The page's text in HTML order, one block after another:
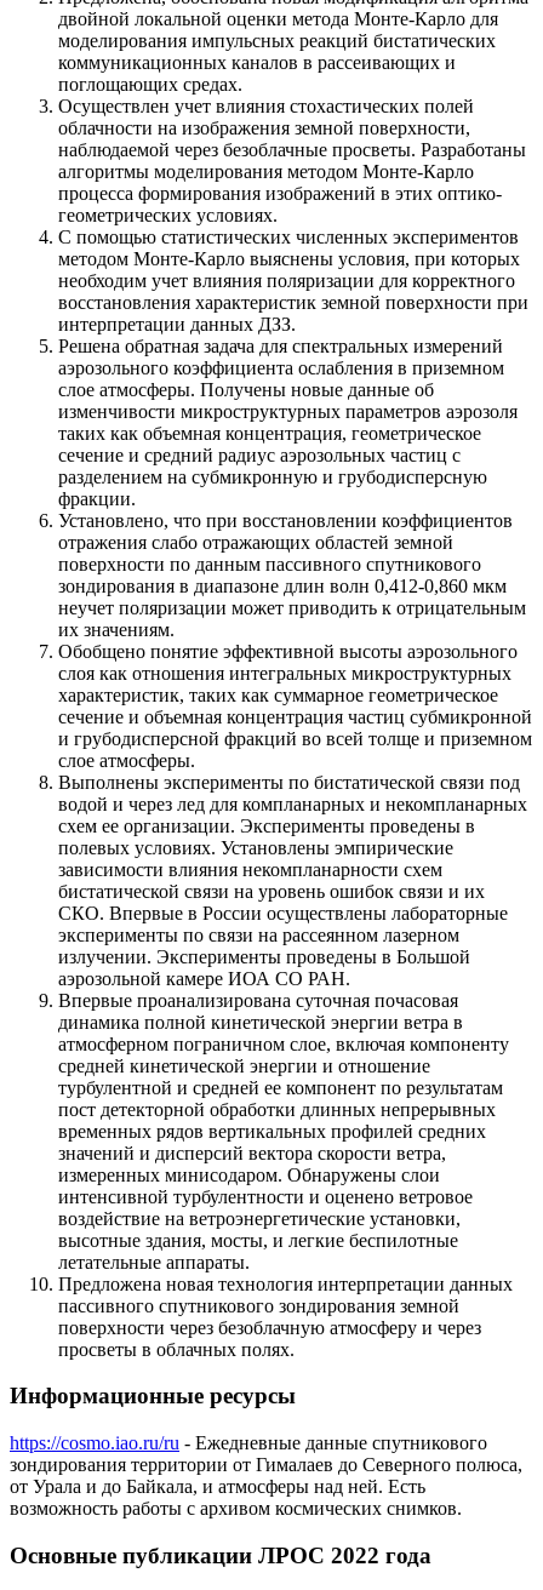
двойной локальной оценки метода Монте-Карло для
моделирования импульсных реакций бистатических
коммуникационных каналов в рассеивающих и
поглощающих средах.
Осуществлен учет влияния стохастических полей
облачности на изображения земной поверхности,
наблюдаемой через безоблачные просветы. Разработаны
алгоритмы моделирования методом Монте-Карло
процесса формирования изображений в этих оптико-
геометрических условиях.
С помощью статистических численных экспериментов
методом Монте-Карло выяснены условия, при которых
необходим учет влияния поляризации для корректного
восстановления характеристик земной поверхности при
интерпретации данных ДЗЗ.
Решена обратная задача для спектральных измерений
аэрозольного коэффициента ослабления в приземном
слое атмосферы. Получены новые данные об
изменчивости микроструктурных параметров аэрозоля
таких как объемная концентрация, геометрическое
сечение и средний радиус аэрозольных частиц с
разделением на субмикронную и грубодисперсную
фракции.
Установлено, что при восстановлении коэффициентов
отражения слабо отражающих областей земной
поверхности по данным пассивного спутникового
зондирования в диапазоне длин волн 0,412-0,860 мкм
неучет поляризации может приводить к отрицательным
их значениям.
Обобщено понятие эффективной высоты аэрозольного
слоя как отношения интегральных микроструктурных
характеристик, таких как суммарное геометрическое
сечение и объемная концентрация частиц субмикронной
и грубодисперсной фракций во всей толще и приземном
слое атмосферы.
Выполнены эксперименты по бистатической связи под
водой и через лед для компланарных и некомпланарных
схем ее организации. Эксперименты проведены в
полевых условиях. Установлены эмпирические
зависимости влияния некомпланарности схем
бистатической связи на уровень ошибок связи и их
СКО. Впервые в России осуществлены лабораторные
эксперименты по связи на рассеянном лазерном
излучении. Эксперименты проведены в Большой
аэрозольной камере ИОА СО РАН.
Впервые проанализирована суточная почасовая
динамика полной кинетической энергии ветра в
атмосферном пограничном слое, включая компоненту
средней кинетической энергии и отношение
турбулентной и средней ее компонент по результатам
пост детекторной обработки длинных непрерывных
временных рядов вертикальных профилей средних
значений и дисперсий вектора скорости ветра,
измеренных минисодаром. Обнаружены слои
интенсивной турбулентности и оценено ветровое
воздействие на ветроэнергетические установки,
высотные здания, мосты, и легкие беспилотные
летательные аппараты.
Предложена новая технология интерпретации данных
пассивного спутникового зондирования земной
поверхности через безоблачную атмосферу и через
просветы в облачных полях.
Информационные ресурсы
https://cosmo.iao.ru/ru - Ежедневные данные спутникового
зондирования территории от Гималаев до Северного полюса,
от Урала и до Байкала, и атмосферы над ней. Есть
возможность работы с архивом космических снимков.
Основные публикации ЛРОС 2022 года